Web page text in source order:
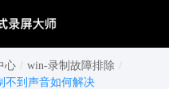
心 / win-录制故障排除 /
不到声音如何解决